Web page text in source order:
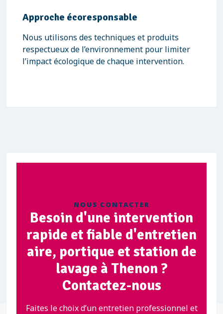
Approche écoresponsable
Nous utilisons des techniques et produits
respectueux de l’environnement pour limiter
l’impact écologique de chaque intervention.
NOUS CONTACTER
Besoin d'une intervention
rapide et fiable d'entretien
aire, portique et station de
lavage à Thenon ?
Contactez-nous
Faites le choix d’un entretien professionnel et